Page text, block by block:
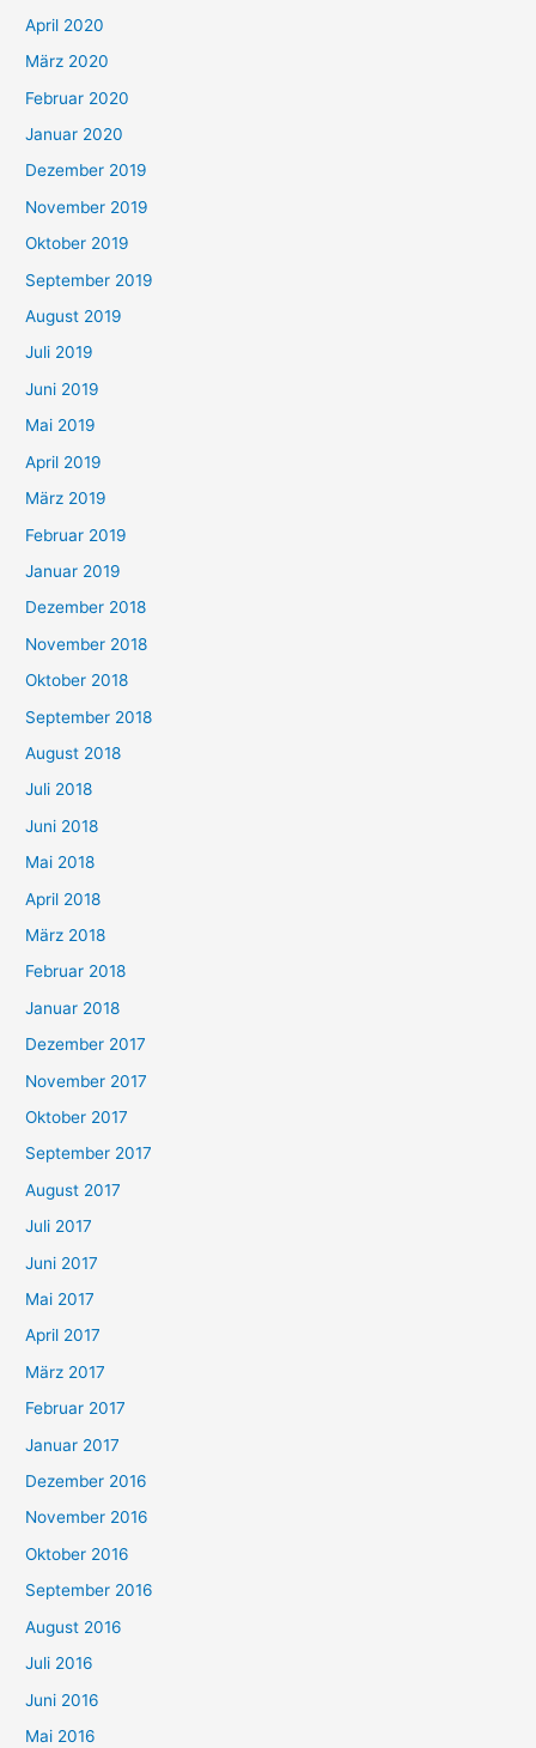
April 2020
März 2020
Februar 2020
Januar 2020
Dezember 2019
November 2019
Oktober 2019
September 2019
August 2019
Juli 2019
Juni 2019
Mai 2019
April 2019
März 2019
Februar 2019
Januar 2019
Dezember 2018
November 2018
Oktober 2018
September 2018
August 2018
Juli 2018
Juni 2018
Mai 2018
April 2018
März 2018
Februar 2018
Januar 2018
Dezember 2017
November 2017
Oktober 2017
September 2017
August 2017
Juli 2017
Juni 2017
Mai 2017
April 2017
März 2017
Februar 2017
Januar 2017
Dezember 2016
November 2016
Oktober 2016
September 2016
August 2016
Juli 2016
Juni 2016
Mai 2016